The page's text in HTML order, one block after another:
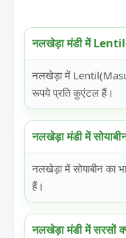
नलखेड़ा मंडी में
नलखेड़ा में
रूपये प्रति कुएंटल हैं।
नलखेड़ा मंडी में
नलखेड़ा में सोयाबीन
हैं।
नलखेड़ा मंडी में सरसों